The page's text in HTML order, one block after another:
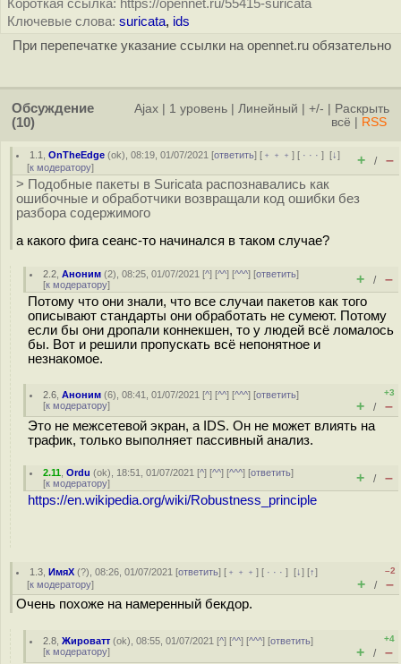
Короткая ссылка: https://opennet.ru/55415-suricata
Ключевые слова: suricata, ids
При перепечатке указание ссылки на opennet.ru обязательно
Обсуждение
(10)
Ajax 1 уровень Линейный +/-
Раскрыть
всё
RSS
1.1 ,OnTheEdge (ok), 08:19, 01/07/2021 [ответить] [ ﹢﹢﹢] [ · · ·][↓]
[к модератору] + / –
> Подобные пакеты в Suricata распознавались как
ошибочные и обработчики возвращали код ошибки без
разбора содержимого
а какого фига сеанс-то начинался в таком случае?
2.2 ,Аноним (2), 08:25, 01/07/2021 [^] [^^] [^^^] [ответить]
[к модератору] + / –
Потому что они знали, что все случаи пакетов как того
описывают стандарты они обработать не сумеют. Потому
если бы они дропали коннекшен, то у людей всё ломалось
бы. Вот и решили пропускать всё непонятное и
незнакомое.
2.6 ,Аноним (6), 08:41, 01/07/2021 [^] [^^] [^^^] [ответить]
[к модератору]
+3
+ / –
Это не межсетевой экран, а IDS. Он не может влиять на
трафик, только выполняет пассивный анализ.
2.11 ,Ordu (ok), 18:51, 01/07/2021 [^] [^^] [^^^] [ответить]
[к модератору] + / –
https://en.wikipedia.org/wiki/Robustness_principle
1.3 ,ИмяХ (?), 08:26, 01/07/2021 [ответить] [ ﹢﹢﹢] [ · · ·][↓] [↑]
[к модератору]
–2
+ / –
Очень похоже на намеренный бекдор.
2.8 ,Жироватт (ok), 08:55, 01/07/2021 [^] [^^] [^^^] [ответить]
[к модератору]
+4
+ / –